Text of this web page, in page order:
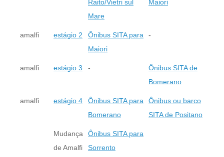
Raito/Vietri sul
Mare
Maiori
amalfi estágio 2
Ônibus SITA para
Maiori
-
amalfi estágio 3 -
Ônibus SITA de
Bomerano
amalfi estágio 4
Ônibus SITA para
Bomerano
Ônibus ou barco
SITA de Positano
Mudança
de Amalfi
Ônibus SITA para
Sorrento